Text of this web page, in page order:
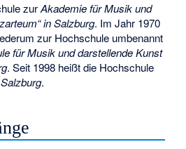
zurAkademie für Musik und
in Salzburg. Im Jahr 1970
zur Hochschule umbenannt
für Musik und darstellende Kunst
. Seit 1998 heißt die Hochschule
.